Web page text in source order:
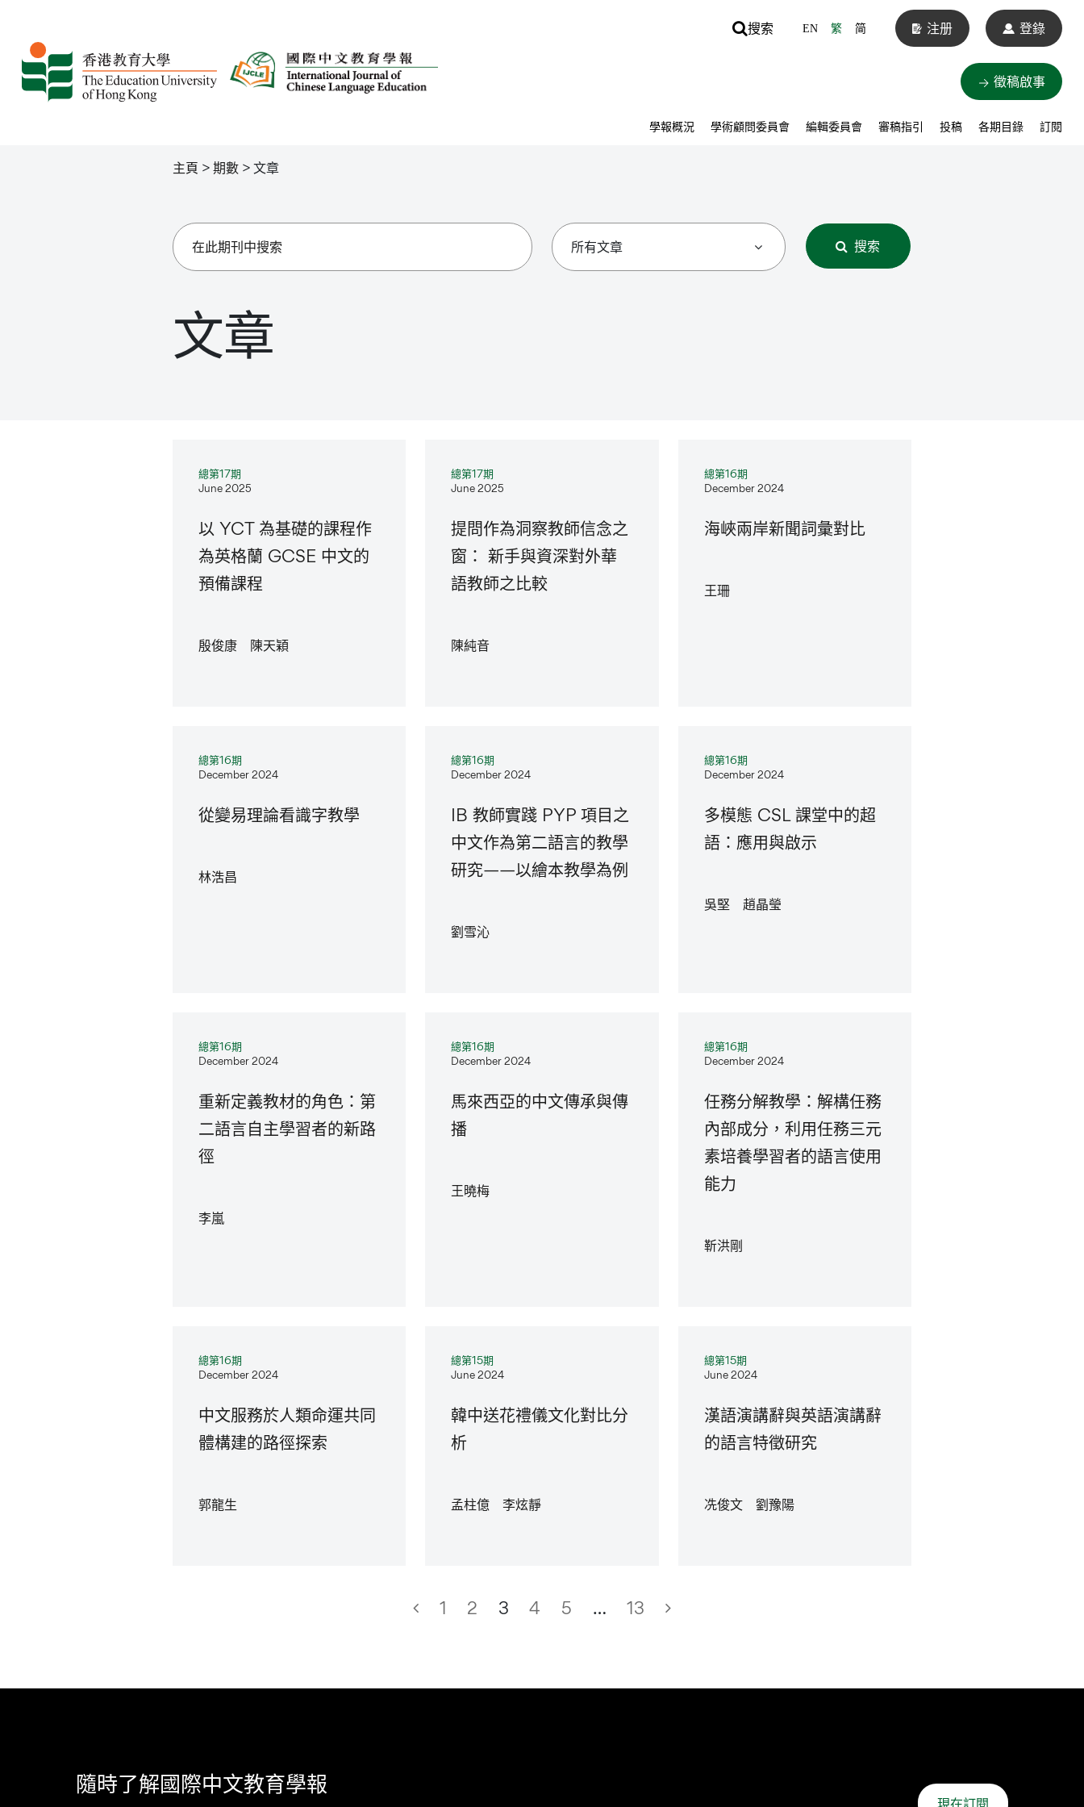
搜索 EN 繁 简 注册 登錄
徵稿啟事
學報概況 學術顧問委員會 編輯委員會 審稿指引 投稿 各期目錄 訂閱
主頁 >期數 >文章
搜索
文章
總第17期
June 2025
以 YCT 為基礎的課程作
為英格蘭 GCSE 中文的
預備課程
殷俊康 陳天穎
總第17期
June 2025
提問作為洞察教師信念之
窗： 新手與資深對外華
語教師之比較
陳純音
總第16期
December 2024
海峽兩岸新聞詞彙對比
王珊
總第16期
December 2024
從變易理論看識字教學
林浩昌
總第16期
December 2024
IB 教師實踐 PYP 項目之
中文作為第二語言的教學
研究——以繪本教學為例
劉雪沁
總第16期
December 2024
多模態 CSL 課堂中的超
語：應用與啟示
吳堅 趙晶瑩
總第16期
December 2024
重新定義教材的角色：第
二語言自主學習者的新路
徑
李嵐
總第16期
December 2024
馬來西亞的中文傳承與傳
播
王曉梅
總第16期
December 2024
任務分解教學：解構任務
內部成分，利用任務三元
素培養學習者的語言使用
能力
靳洪剛
總第16期
December 2024
中文服務於人類命運共同
體構建的路徑探索
郭龍生
總第15期
June 2024
韓中送花禮儀文化對比分
析
孟柱億 李炫靜
總第15期
June 2024
漢語演講辭與英語演講辭
的語言特徵研究
冼俊文 劉豫陽
1 2 3 4 5 … 13
隨時了解國際中文教育學報
現在訂閱